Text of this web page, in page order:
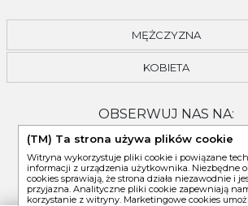
MĘŻCZYZNA
KOBIETA
OBSERWUJ NAS NA:
(TM) Ta strona używa plików cookie
Witryna wykorzystuje pliki cookie i powiązane
informacji z urządzenia użytkownika. Niezbędne
cookies sprawiają, że strona działa niezawodnie i
przyjazna. Analityczne pliki cookie zapewniają
korzystanie z witryny. Marketingowe cookies